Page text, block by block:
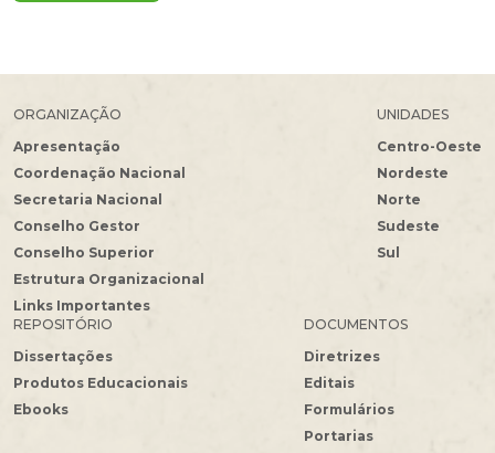
ORGANIZAÇÃO
Apresentação
Coordenação Nacional
Secretaria Nacional
Conselho Gestor
Conselho Superior
Estrutura Organizacional
Links Importantes
UNIDADES
Centro-Oeste
Nordeste
Norte
Sudeste
Sul
REPOSITÓRIO
Dissertações
Produtos Educacionais
Ebooks
DOCUMENTOS
Diretrizes
Editais
Formulários
Portarias